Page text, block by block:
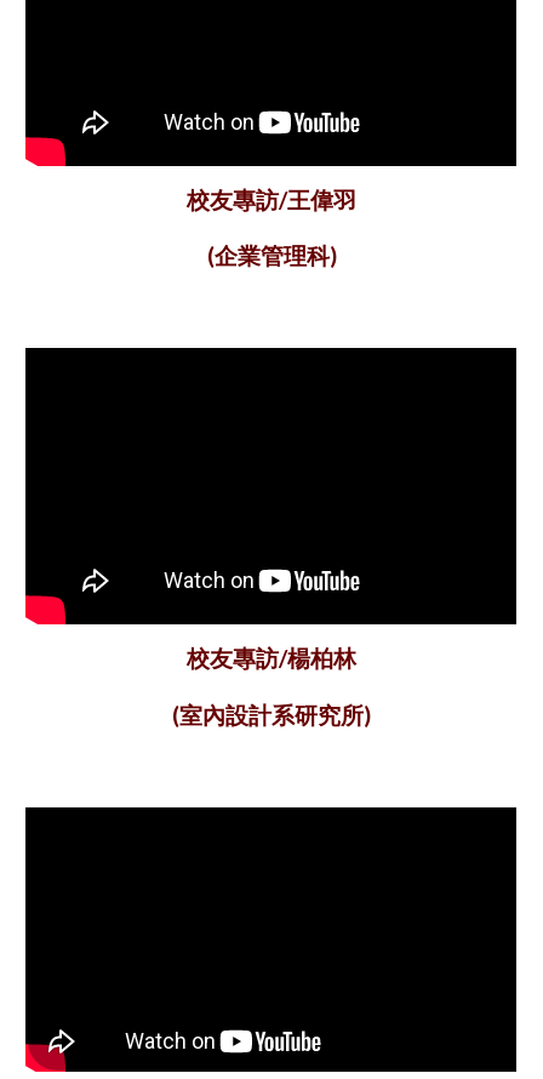
校友專訪/王偉羽
(企業管理科)
校友專訪/楊柏林
(室內設計系研究所)